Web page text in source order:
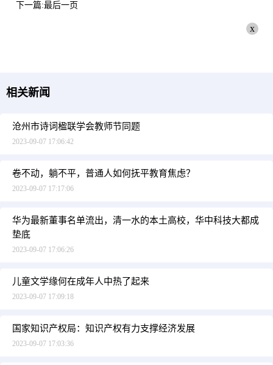
下一篇:最后一页
x
相关新闻
沧州市诗词楹联学会教师节同题
2023-09-07 17:06:42
卷不动，躺不平，普通人如何抚平教育焦虑？
2023-09-07 17:17:06
华为最新董事名单流出，清一水的本土高校，华中科技大都成
垫底
2023-09-07 17:06:26
儿童文学缘何在成年人中热了起来
2023-09-07 17:09:18
国家知识产权局：知识产权有力支撑经济发展
2023-09-07 17:03:36